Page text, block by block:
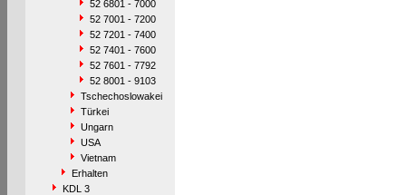
52 6801 - 7000
52 7001 - 7200
52 7201 - 7400
52 7401 - 7600
52 7601 - 7792
52 8001 - 9103
Tschechoslowakei
Türkei
Ungarn
USA
Vietnam
Erhalten
KDL 3